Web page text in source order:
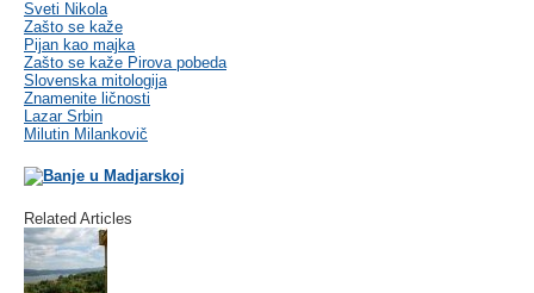
Sveti Nikola
Zašto se kaže
Pijan kao majka
Zašto se kaže Pirova pobeda
Slovenska mitologija
Znamenite ličnosti
Lazar Srbin
Milutin Milankovič
Related Articles